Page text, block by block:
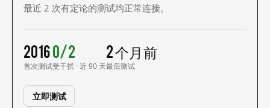
最近 2 次有定论的测试均正常连接。
2016
首次测试
0/2
受干扰 · 近 90 天
2 个月前
最后测试
立即测试